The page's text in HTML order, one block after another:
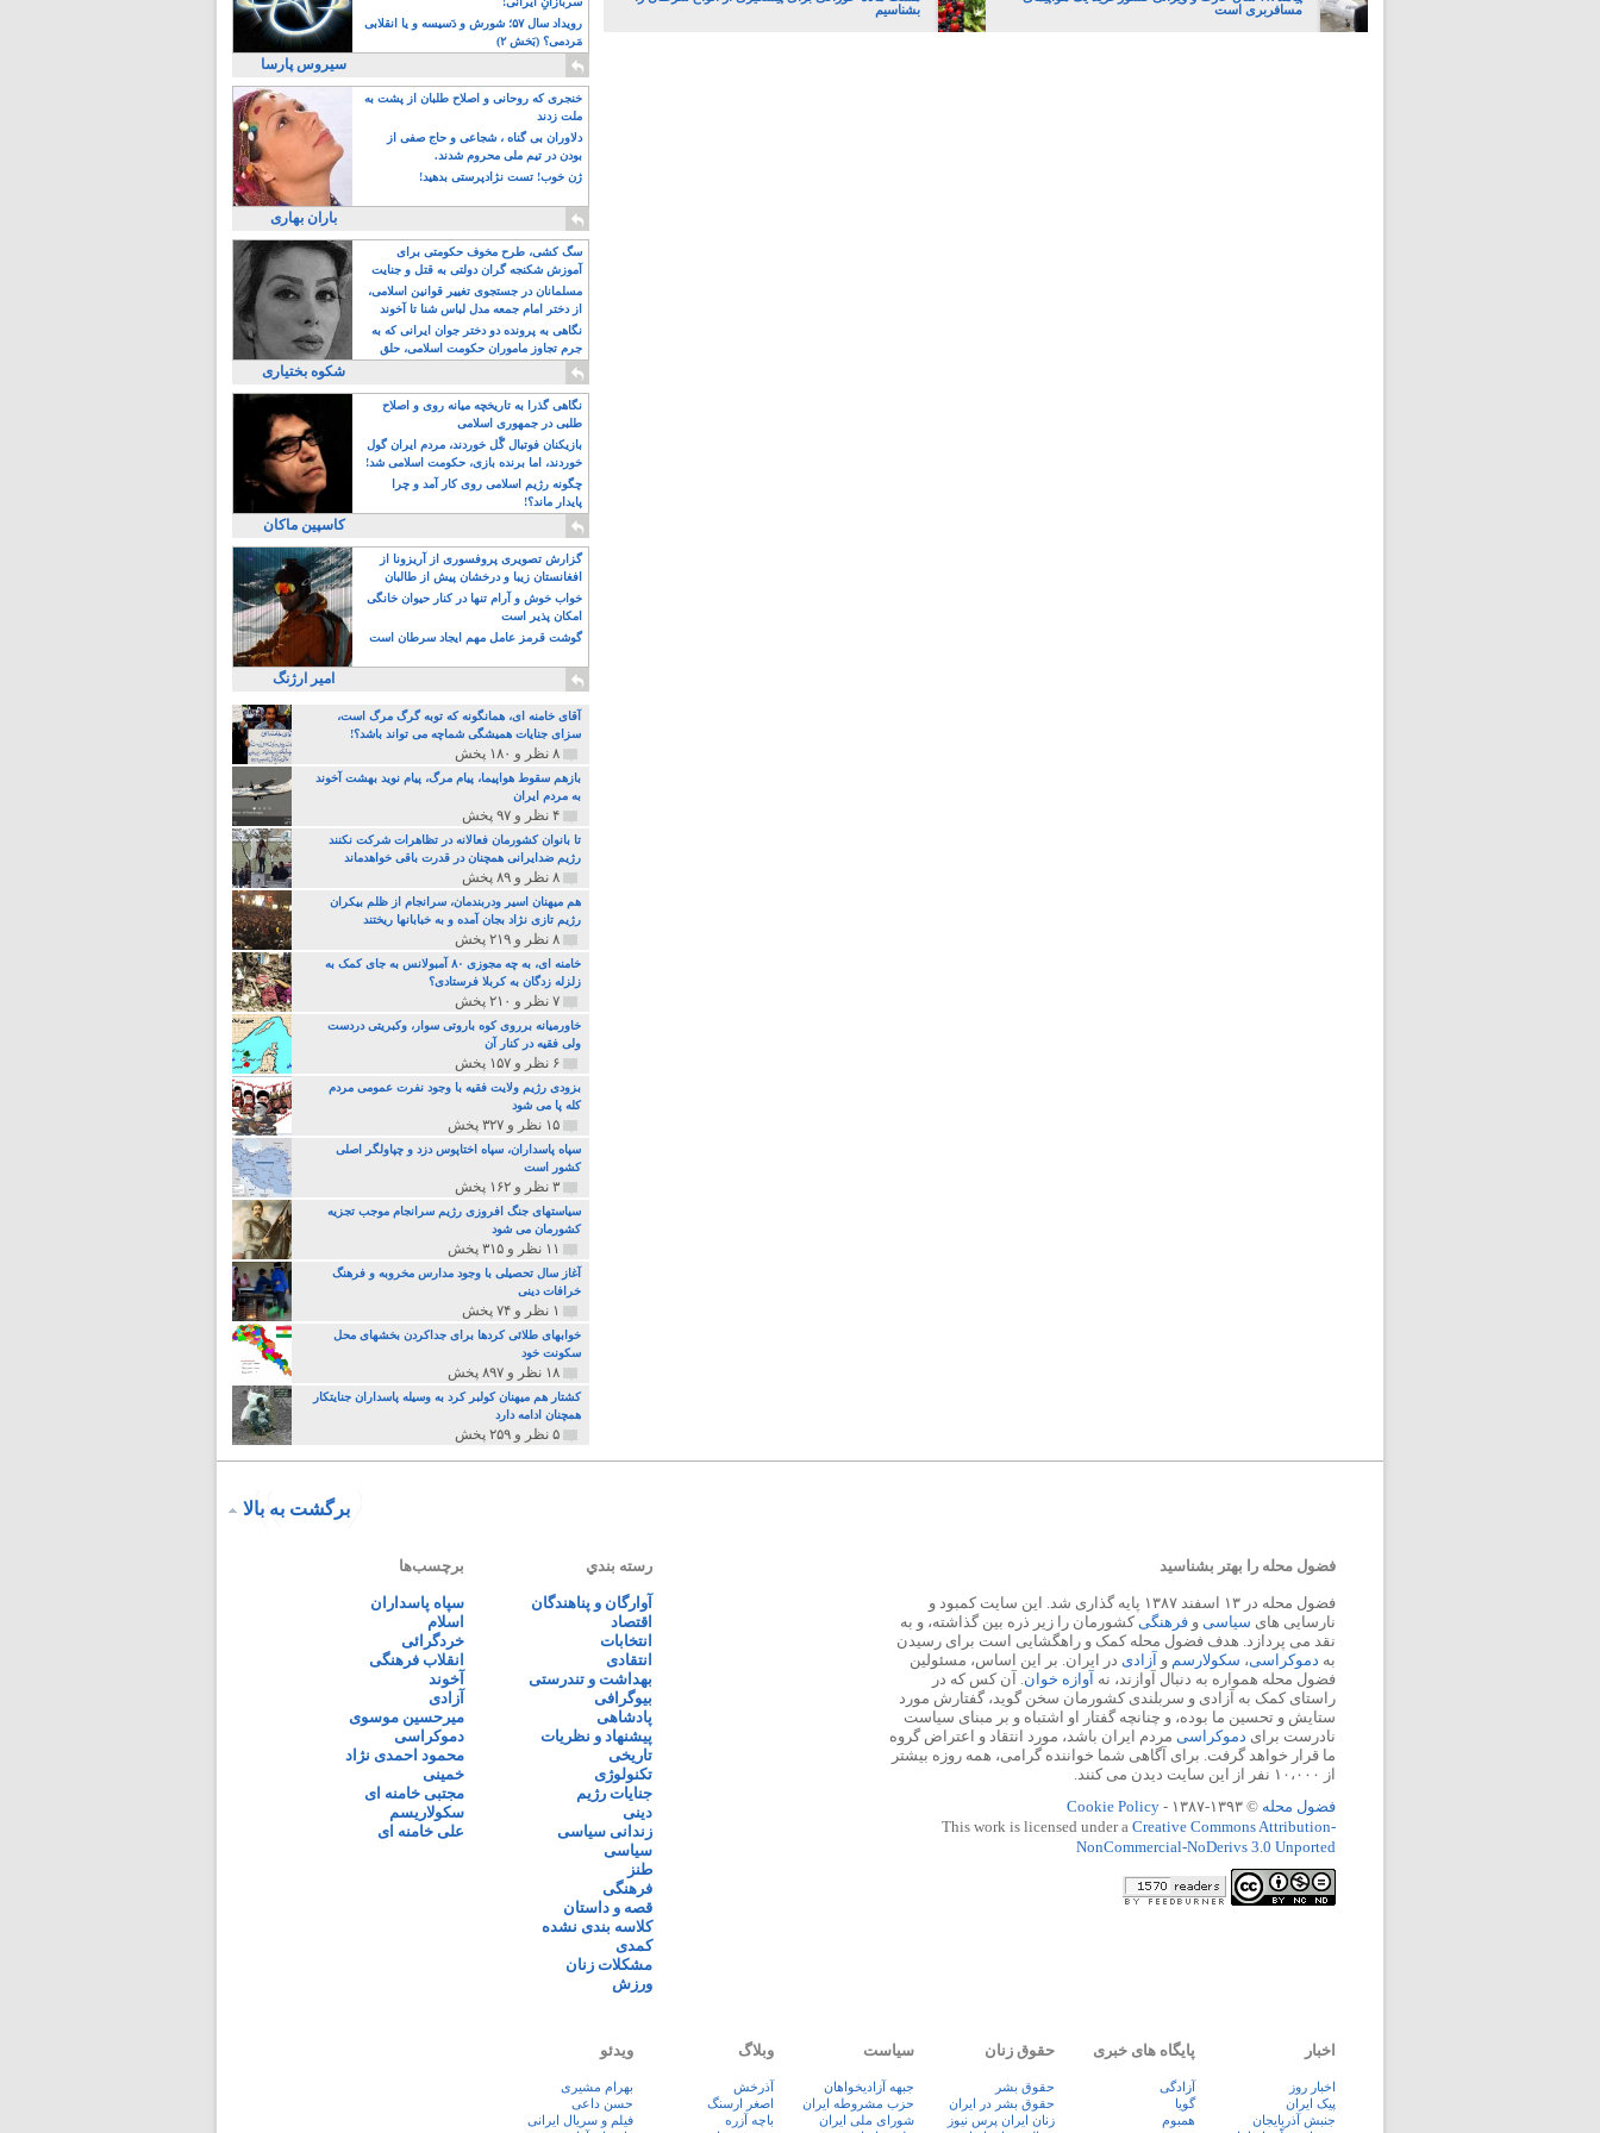
مسافربری است
بشناسیم
رویداد سال ۵۷؛ شورش و دَسیسه و یا انقلابی
مَردمی؟ (بَخش ۲)
سیروس پارسا
خنجری که روحانی و اصلاح طلبان از پشت به
ملت زدند
دلاوران بی گناه ، شجاعی و حاج صفی از
بودن در تیم ملی محروم شدند.
ژن خوب! تست نژادپرستی بدهید!
باران بهاری
سگ کشی، طرح مخوف حکومتی برای
آموزش شکنجه گران دولتی به قتل و جنایت
بیشتر
مسلمانان در جستجوی تغییر قوانین اسلامی،
از دختر امام جمعه مدل لباس شنا تا آخوند
مسلمان همجنسگرا!
نگاهی به پرونده دو دختر جوان ایرانی که به
جرم تجاوز ماموران حکومت اسلامی، حلق
آویز شدند!
شکوه بختیاری
نگاهی گذرا به تاریخچه میانه روی و اصلاح
طلبی در جمهوری اسلامی
بازیکنان فوتبال گًل خوردند، مردم ایران گول
خوردند، اما برنده بازی، حکومت اسلامی شد!
چگونه رژیم اسلامی روی کار آمد و چرا
پایدار ماند؟!
کاسپین ماکان
گزارش تصویری پروفسوری از آریزونا از
افغانستان زیبا و درخشان پیش از طالبان
خواب خوش و آرام تنها در کنار حیوان خانگی
امکان پذیر است
گوشت قرمز عامل مهم ایجاد سرطان است
امیر ارژنگ
آقای خامنه ای، همانگونه که توبه گرگ مرگ است،
سزای جنایات همیشگی شماچه می تواند باشد؟!
۸ نظر و ۱۸۰ پخش
بازهم سقوط هواپیما، پیام مرگ، پیام نوید بهشت آخوند
به مردم ایران
۴ نظر و ۹۷ پخش
تا بانوان کشورمان فعالانه در تظاهرات شرکت نکنند
رژیم ضدایرانی همچنان در قدرت باقی خواهدماند
۸ نظر و ۸۹ پخش
هم میهنان اسیر ودربندمان، سرانجام از ظلم بیکران
رژیم تازی نژاد بجان آمده و به خبابانها ریختند
۸ نظر و ۲۱۹ پخش
خامنه ای، به چه مجوزی ۸۰ آمبولانس به جای کمک به
زلزله زدگان به کربلا فرستادی؟
۷ نظر و ۲۱۰ پخش
خاورمیانه برروی کوه باروتی سوار، وکبریتی دردست
ولی فقیه در کنار آن
۶ نظر و ۱۵۷ پخش
بزودی رژیم ولایت فقیه با وجود نفرت عمومی مردم
کله پا می شود
۱۵ نظر و ۳۲۷ پخش
سپاه پاسداران، سپاه اختاپوس دزد و چپاولگر اصلی
کشور است
۳ نظر و ۱۶۲ پخش
سیاستهای جنگ افروزی رژیم سرانجام موجب تجزیه
کشورمان می شود
۱۱ نظر و ۳۱۵ پخش
آغاز سال تحصیلی با وجود مدارس مخروبه و فرهنگ
خرافات دینی
۱ نظر و ۷۴ پخش
خوابهای طلائی کردها برای جداکردن بخشهای محل
سکونت خود
۱۸ نظر و ۸۹۷ پخش
کشتار هم میهنان کولبر کرد به وسیله پاسداران جنایتکار
همچنان ادامه دارد
۵ نظر و ۲۵۹ پخش
برگشت به بالا
فضول محله را بهتر بشناسید
فضول محله در ۱۳ اسفند ۱۳۸۷ پایه گذاری شد. این سایت کمبود و
نارسایی های سیاسی و فرهنگیکشورمان را زیر ذره بین گذاشته، و به
نقد می پردازد. هدف فضول محله کمک و راهگشایی است برای رسیدن
به دموکراسی، سکولارسم و آزادی در ایران. بر این اساس، مسئولین
فضول محله همواره به دنبال آوازند، نه آوازه خوان. آن کس که در
راستای کمک به آزادی و سربلندی کشورمان سخن گوید، گفتارش مورد
ستایش و تحسین ما بوده، و چنانچه گفتار او اشتباه و بر مبنای سیاست
نادرست برای دموکراسی مردم ایران باشد، مورد انتقاد و اعتراض گروه
ما قرار خواهد گرفت. برای آگاهی شما خواننده گرامی، همه روزه بیشتر
از ۱۰،۰۰۰ نفر از این سایت دیدن می کنند.
فضول محله © ۱۳۹۳-۱۳۸۷ -
Cookie Policy
This work is licensed under a Creative Commons Attribution-
NonCommercial-NoDerivs 3.0 Unported
رسته بندي
آوارگان و پناهندگان
اقتصاد
انتخابات
انتقادی
بهداشت و تندرستی
بیوگرافی
پادشاهی
پیشنهاد و نظریات
تاریخی
تکنولوژی
جنایات رژیم
دینی
زندانی سیاسی
سیاسی
طنز
فرهنگی
قصه و داستان
کلاسه بندی نشده
کمدی
مشکلات زنان
ورزش
برچسب‌ها
سپاه پاسداران
اسلام
خردگرائی
انقلاب فرهنگی
آخوند
آزادی
میرحسین موسوی
دموکراسی
محمود احمدی نژاد
خمینی
مجتبی خامنه ای
سکولاریسم
علی خامنه ای
اخبار
اخبار روز
پيک ايران
جنبش آذربایجان
پایگاه های خبری
آزادگی
گویا
همبوم
حقوق زنان
حقوق بشر
حقوق بشر در ایران
زنان ايران پرس نيوز
سیاست
جبهه آزادیخواهان
حزب مشروطه ایران
شورای ملی ایران
وبلاگ
آذرخش
اصغر ارسنگ
باچه آزره
ویدئو
بهرام مشیری
حسن داعی
فيلم و سريال ايرانی